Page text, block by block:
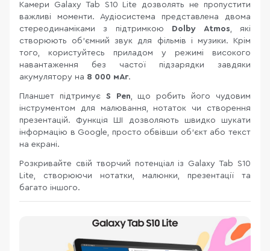
Камери Galaxy Tab S10 Lite дозволять не пропустити
важливі моменти. Аудіосистема представлена двома
стереодинаміками з підтримкою Dolby Atmos, які
створюють об’ємний звук для фільмів і музики. Крім
того, користуйтесь приладом у режимі високого
навантаження без частої підзарядки завдяки
акумулятору на 8 000 мАг.
Планшет підтримує S Pen, що робить його чудовим
інструментом для малювання, нотаток чи створення
презентацій. Функція ШІ дозволяють швидко шукати
інформацію в Google, просто обвівши об’єкт або текст
на екрані.
Розкривайте свій творчий потенціал із Galaxy Tab S10
Lite, створюючи нотатки, малюнки, презентації та
багато іншого.